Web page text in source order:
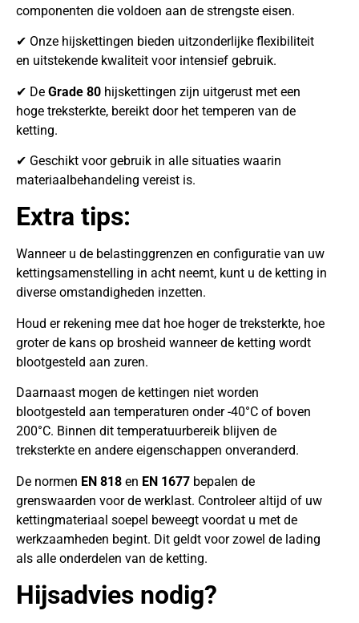
componenten die voldoen aan de strengste eisen.
✔ Onze hijskettingen bieden uitzonderlijke flexibiliteit
en uitstekende kwaliteit voor intensief gebruik.
✔ De Grade 80 hijskettingen zijn uitgerust met een
hoge treksterkte, bereikt door het temperen van de
ketting.
✔ Geschikt voor gebruik in alle situaties waarin
materiaalbehandeling vereist is.
Extra tips:
Wanneer u de belastinggrenzen en configuratie van uw
kettingsamenstelling in acht neemt, kunt u de ketting in
diverse omstandigheden inzetten.
Houd er rekening mee dat hoe hoger de treksterkte, hoe
groter de kans op brosheid wanneer de ketting wordt
blootgesteld aan zuren.
Daarnaast mogen de kettingen niet worden
blootgesteld aan temperaturen onder -40°C of boven
200°C. Binnen dit temperatuurbereik blijven de
treksterkte en andere eigenschappen onveranderd.
De normen EN 818 en EN 1677 bepalen de
grenswaarden voor de werklast. Controleer altijd of uw
kettingmateriaal soepel beweegt voordat u met de
werkzaamheden begint. Dit geldt voor zowel de lading
als alle onderdelen van de ketting.
Hijsadvies nodig?